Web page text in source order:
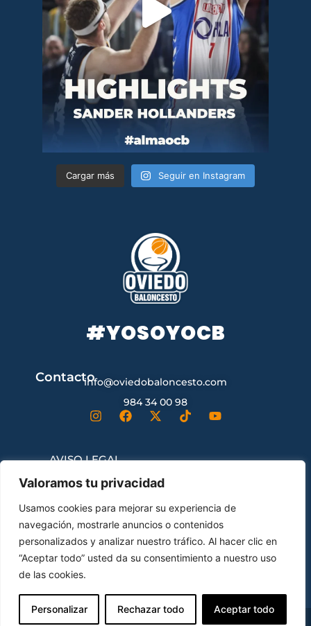
Valoramos tu privacidad
Usamos cookies para mejorar su experiencia de
navegación, mostrarle anuncios o contenidos
personalizados y analizar nuestro tráfico. Al hacer clic en
“Aceptar todo” usted da su consentimiento a nuestro uso
de las cookies.
Personalizar Rechazar todo Aceptar todo
Cargar más Seguir en Instagram
#YOSOYOCB
Contactoinfo@oviedobaloncesto.com
984 34 00 98
AVISO LEGAL
CONTRATACIÓN
ENVÍOS Y DEVOLUCIONES
© Oviedo Club Baloncesto All Rights Reserved.